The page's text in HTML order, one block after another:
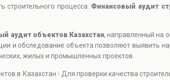
строительного процесса. Финансовый аудит
аудит объектов Казахстан, направленный на
и обследование объекта позволяют выявить
жилых и промышленных проектов.
в Казахстан - Для проверки качества